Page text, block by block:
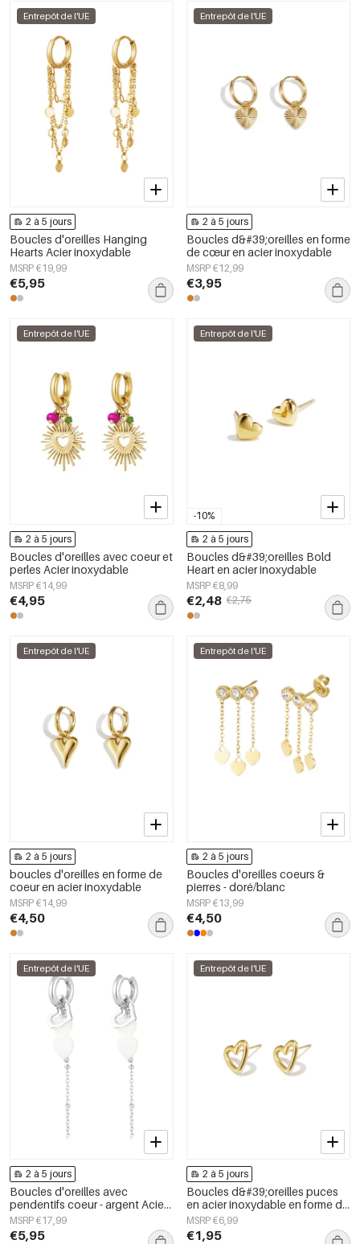
Entrepôt de l'UE
2 à 5 jours
Boucles d'oreilles Hanging
Hearts Acier inoxydable
MSRP €19,99
€5,95
Entrepôt de l'UE
2 à 5 jours
Boucles d&#39;oreilles en forme
de cœur en acier inoxydable
MSRP €12,99
€3,95
Entrepôt de l'UE
2 à 5 jours
Boucles d'oreilles avec coeur et
perles Acier inoxydable
MSRP €14,99
€4,95
-10%
Entrepôt de l'UE
2 à 5 jours
Boucles d&#39;oreilles Bold
Heart en acier inoxydable
MSRP €8,99
€2,48 €2,75
Entrepôt de l'UE
2 à 5 jours
boucles d'oreilles en forme de
coeur en acier inoxydable
MSRP €14,99
€4,50
Entrepôt de l'UE
2 à 5 jours
Boucles d'oreilles coeurs &
pierres - doré/blanc
MSRP €13,99
€4,50
Entrepôt de l'UE
2 à 5 jours
Boucles d'oreilles avec
pendentifs coeur - argent Acier
Inoxydable
MSRP €17,99
€5,95
Entrepôt de l'UE
2 à 5 jours
Boucles d&#39;oreilles puces
en acier inoxydable en forme de
cœur, collection Daily Simple,
bijoux pour femmes
MSRP €6,99
€1,95